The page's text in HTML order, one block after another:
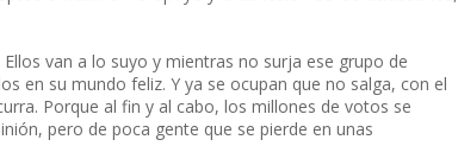
van a lo suyo y mientras no surja ese grupo de
en su mundo feliz. Y ya se ocupan que no salga, con el
Porque al fin y al cabo, los millones de votos se
pero de poca gente que se pierde en unas